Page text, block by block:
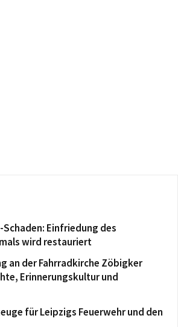
Schaden: Einfriedung des
wird restauriert
an der Fahrradkirche Zöbigker
Erinnerungskultur und
für Leipzigs Feuerwehr und den